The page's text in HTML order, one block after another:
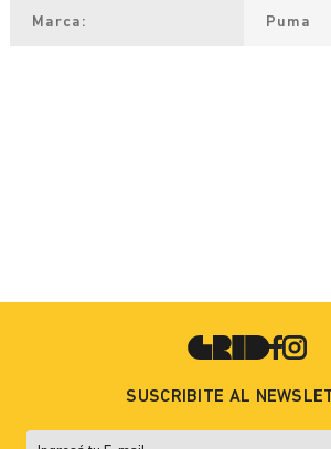
Marca Puma
SUSCRIBITE AL